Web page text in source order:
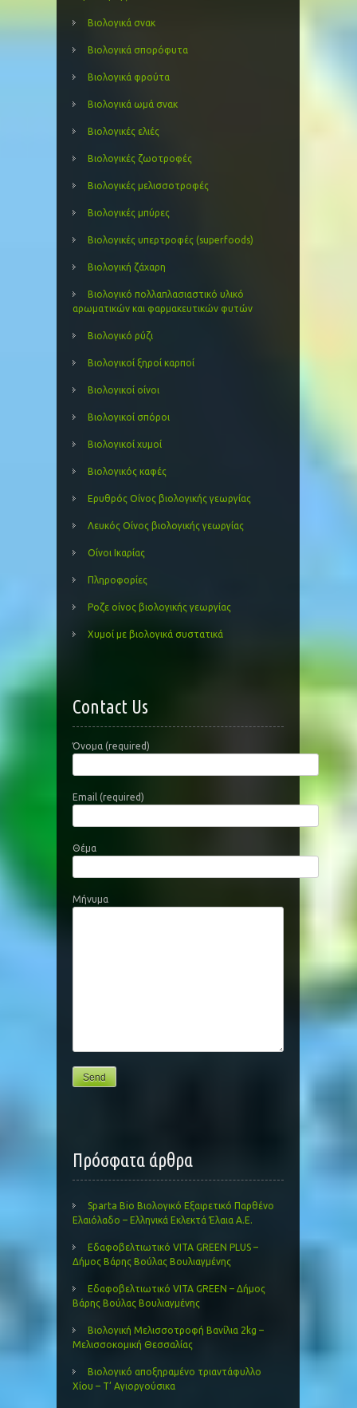
Βιολογικά σνακ
Βιολογικά σπορόφυτα
Βιολογικά φρούτα
Βιολογικά ωμά σνακ
Βιολογικές ελιές
Βιολογικές ζωοτροφές
Βιολογικές μελισσοτροφές
Βιολογικές μπύρες
Βιολογικές υπερτροφές (superfoods)
Βιολογική ζάχαρη
Βιολογικό πολλαπλασιαστικό υλικό
αρωματικών και φαρμακευτικών φυτών
Βιολογικό ρύζι
Βιολογικοί ξηροί καρποί
Βιολογικοί οίνοι
Βιολογικοί σπόροι
Βιολογικοί χυμοί
Βιολογικός καφές
Ερυθρός Οίνος βιολογικής γεωργίας
Λευκός Οίνος βιολογικής γεωργίας
Οίνοι Ικαρίας
Πληροφορίες
Ροζε οίνος βιολογικής γεωργίας
Χυμοί με βιολογικά συστατικά
Contact Us
Όνομα (required)
Email (required)
Θέμα
Μήνυμα
Πρόσφατα άρθρα
Sparta Bio Βιολογικό Εξαιρετικό Παρθένο
Ελαιόλαδο – Ελληνικά Εκλεκτά Έλαια Α.Ε.
Εδαφοβελτιωτικό VITA GREEN PLUS –
Δήμος Βάρης Βούλας Βουλιαγμένης
Εδαφοβελτιωτικό VITA GREEN – Δήμος
Βάρης Βούλας Βουλιαγμένης
Βιολογική Μελισσοτροφή Βανίλια 2kg –
Μελισσοκομική Θεσσαλίας
Βιολογικό αποξηραμένο τριαντάφυλλο
Χίου – Τ’ Αγιοργούσικα